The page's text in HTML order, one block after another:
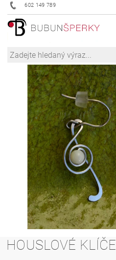
602 149 789
HOUSLOVÉ KLÍČE